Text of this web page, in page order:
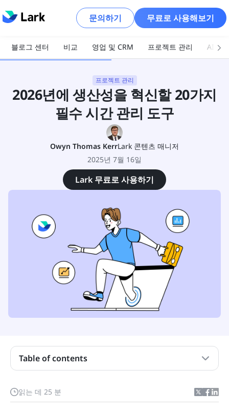
문의하기 무료로 사용해보기
블로그 센터 비교 영업 및 CRM 프로젝트 관리 AI 및
프로젝트 관리
2026년에 생산성을 혁신할 20가지
필수 시간 관리 도구
Owyn Thomas KerrLark 콘텐츠 매니저
2025년 7월 16일
Lark 무료로 사용하기
읽는 데 25 분
Table of contents
시간 관리 도구의 주요 특징
시간 관리 도구를 평가하는 방법
최고의 프로젝트 관리 플랫폼